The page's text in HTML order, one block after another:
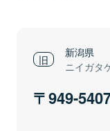
新潟県
ニイガタ
949-